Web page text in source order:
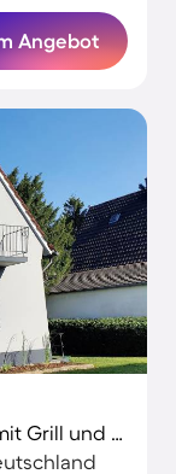
Angebot
Familienfreundliches Ferienhaus mit Grill und Garten | Ideal für Homeoffice | Haustierfreundlich